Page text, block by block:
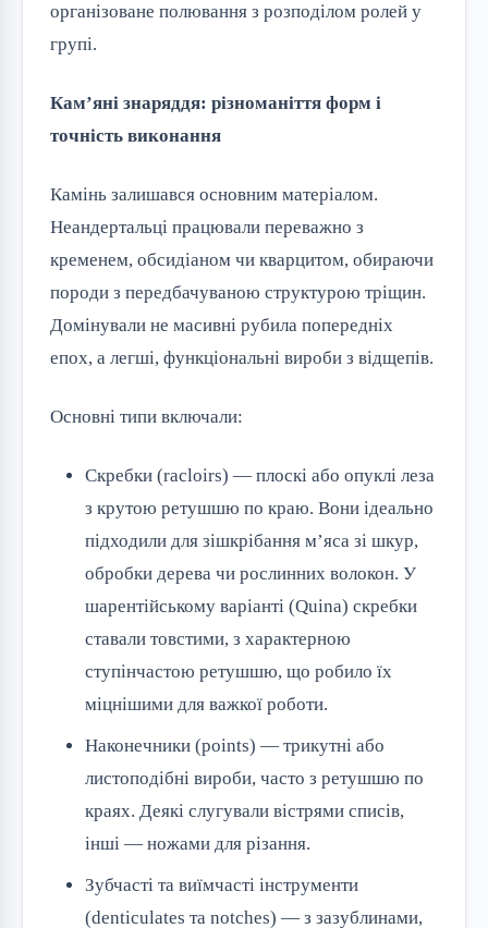
організоване полювання з розподілом ролей у
групі.
Кам’яні знаряддя: різноманіття форм і
точність виконання
Камінь залишався основним матеріалом.
Неандертальці працювали переважно з
кременем, обсидіаном чи кварцитом, обираючи
породи з передбачуваною структурою тріщин.
Домінували не масивні рубила попередніх
епох, а легші, функціональні вироби з відщепів.
Основні типи включали:
Скребки (racloirs) — плоскі або опуклі леза
з крутою ретушшю по краю. Вони ідеально
підходили для зішкрібання м’яса зі шкур,
обробки дерева чи рослинних волокон. У
шарентійському варіанті (Quina) скребки
ставали товстими, з характерною
ступінчастою ретушшю, що робило їх
міцнішими для важкої роботи.
Наконечники (points) — трикутні або
листоподібні вироби, часто з ретушшю по
краях. Деякі слугували вістрями списів,
інші — ножами для різання.
Зубчасті та виїмчасті інструменти
(denticulates та notches) — з зазублинами,